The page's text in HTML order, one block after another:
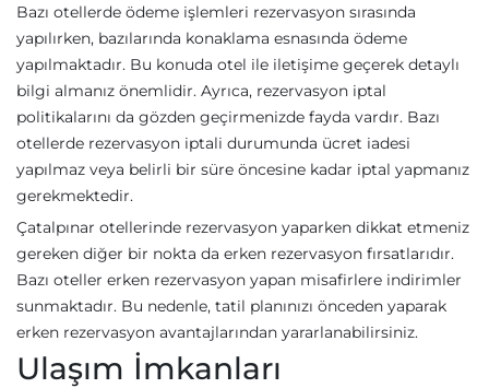
Bazı otellerde ödeme işlemleri rezervasyon sırasında
yapılırken, bazılarında konaklama esnasında ödeme
yapılmaktadır. Bu konuda otel ile iletişime geçerek detaylı
bilgi almanız önemlidir. Ayrıca, rezervasyon iptal
politikalarını da gözden geçirmenizde fayda vardır. Bazı
otellerde rezervasyon iptali durumunda ücret iadesi
yapılmaz veya belirli bir süre öncesine kadar iptal yapmanız
gerekmektedir.
Çatalpınar otellerinde rezervasyon yaparken dikkat etmeniz
gereken diğer bir nokta da erken rezervasyon fırsatlarıdır.
Bazı oteller erken rezervasyon yapan misafirlere indirimler
sunmaktadır. Bu nedenle, tatil planınızı önceden yaparak
erken rezervasyon avantajlarından yararlanabilirsiniz.
Ulaşım İmkanları